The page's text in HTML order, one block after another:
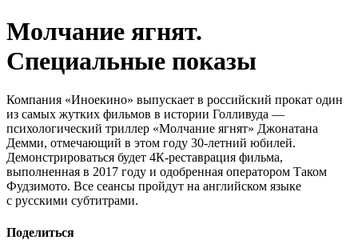
Молчание ягнят.
Специальные показы
Компания «Иноекино» выпускает в российский прокат один
из самых жутких фильмов в истории Голливуда —
психологический триллер «Молчание ягнят» Джонатана
Демми, отмечающий в этом году 30-летний юбилей.
Демонстрироваться будет 4К-реставрация фильма,
выполненная в 2017 году и одобренная оператором Таком
Фудзимото. Все сеансы пройдут на английском языке
с русскими субтитрами.
Поделиться